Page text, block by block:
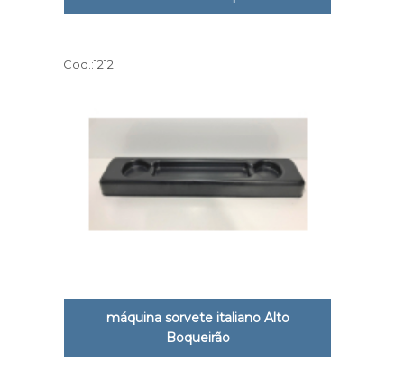
Cod.:1212
máquina sorvete italiano Alto
Boqueirão